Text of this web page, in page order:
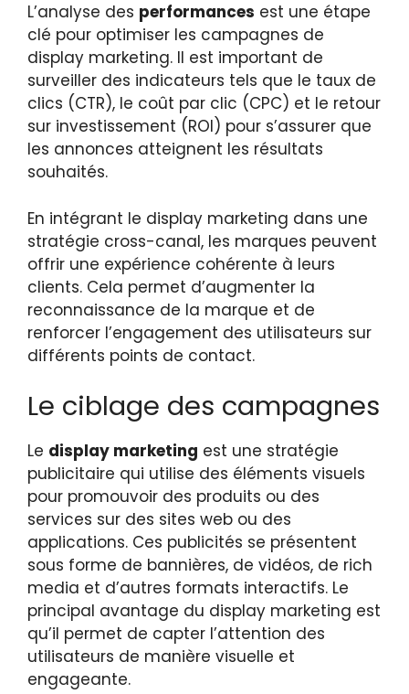
L’analyse des performances est une étape
clé pour optimiser les campagnes de
display marketing. Il est important de
surveiller des indicateurs tels que le taux de
clics (CTR), le coût par clic (CPC) et le retour
sur investissement (ROI) pour s’assurer que
les annonces atteignent les résultats
souhaités.
En intégrant le display marketing dans une
stratégie cross-canal, les marques peuvent
offrir une expérience cohérente à leurs
clients. Cela permet d’augmenter la
reconnaissance de la marque et de
renforcer l’engagement des utilisateurs sur
différents points de contact.
Le ciblage des campagnes
Le display marketing est une stratégie
publicitaire qui utilise des éléments visuels
pour promouvoir des produits ou des
services sur des sites web ou des
applications. Ces publicités se présentent
sous forme de bannières, de vidéos, de rich
media et d’autres formats interactifs. Le
principal avantage du display marketing est
qu’il permet de capter l’attention des
utilisateurs de manière visuelle et
engageante.